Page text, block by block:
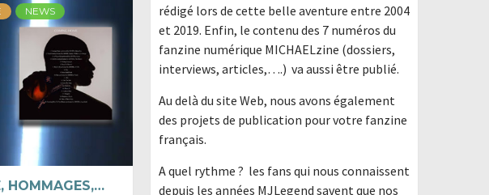
NEWS
HOMMAGES,…
rédigé lors de cette belle aventure entre 2004
et 2019. Enfin, le contenu des 7 numéros du
fanzine numérique MICHAELzine (dossiers,
interviews, articles,….) va aussi être publié.
Au delà du site Web, nous avons également
des projets de publication pour votre fanzine
français.
A quel rythme ? les fans qui nous connaissent
depuis les années MJLegend savent que nos